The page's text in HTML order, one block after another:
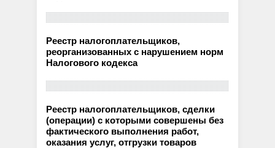
Реестр налогоплательщиков,
реорганизованных с нарушением норм
Налогового кодекса
Реестр налогоплательщиков, сделки
(операции) с которыми совершены без
фактического выполнения работ,
оказания услуг, отгрузки товаров